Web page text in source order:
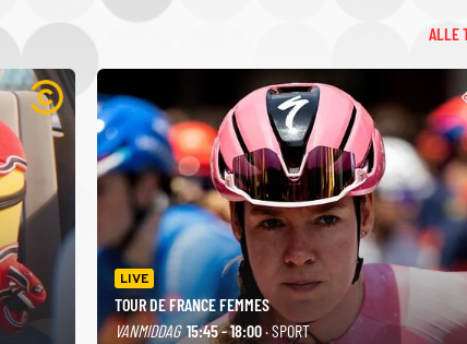
ALLE
LIVE
TOUR DE FRANCE FEMMES
VANMIDDAG 15:45 - 18:00· SPORT